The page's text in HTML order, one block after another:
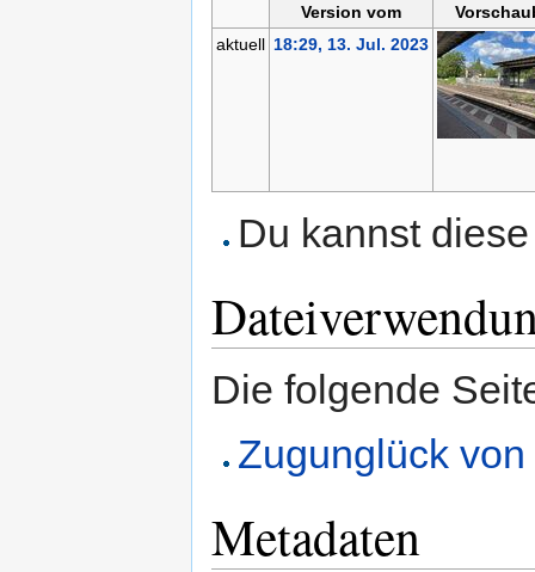
Version vom
aktuell 18:29, 13. Jul. 2023
Du kannst
Die folgende
Zugunglück
Metadaten